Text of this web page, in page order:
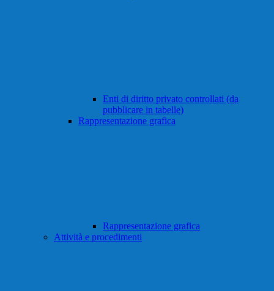
Enti di diritto privato controllati (da
pubblicare in tabelle)
Rappresentazione grafica
Rappresentazione grafica
Attività e procedimenti